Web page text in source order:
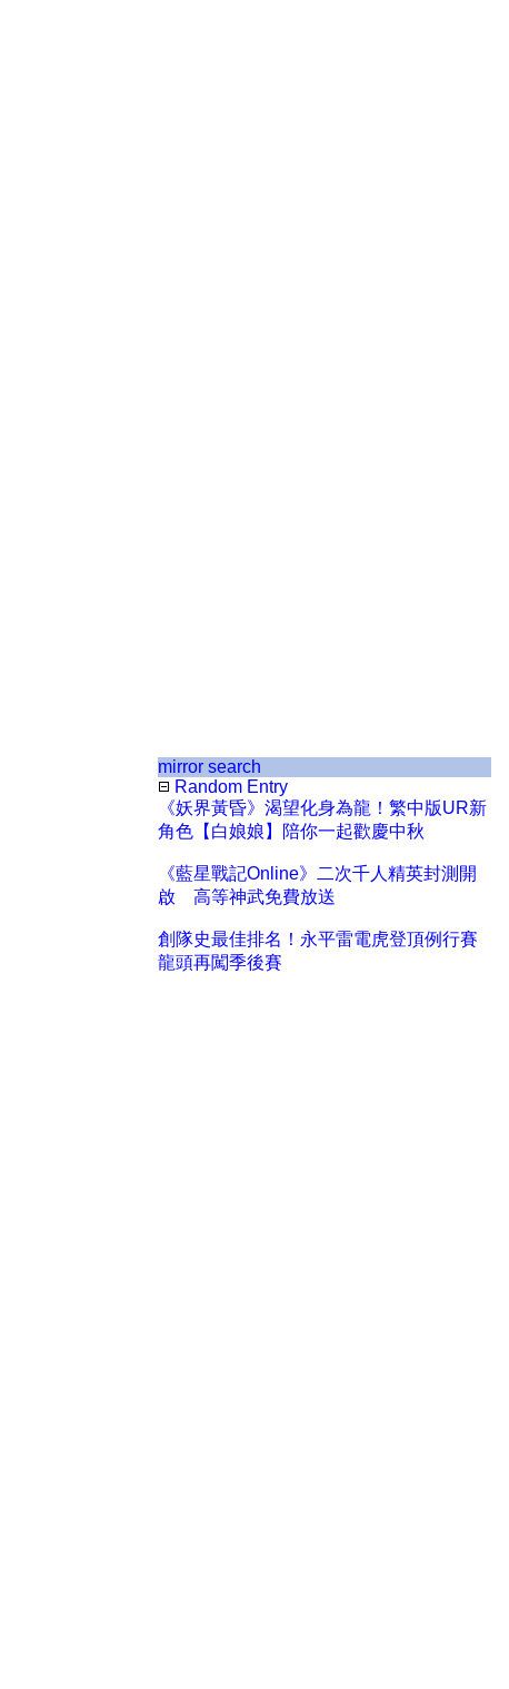
mirror search
Random Entry
《妖界黃昏》渴望化身為龍！繁中版UR新
角色【白娘娘】陪你一起歡慶中秋
《藍星戰記Online》二次千人精英封測開
啟 高等神武免費放送
創隊史最佳排名！永平雷電虎登頂例行賽
龍頭再闖季後賽